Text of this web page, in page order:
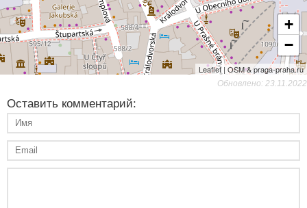
+
−
Leaflet | OSM & praga-praha.ru
Обновлено: 23.11.2022
Оставить комментарий: